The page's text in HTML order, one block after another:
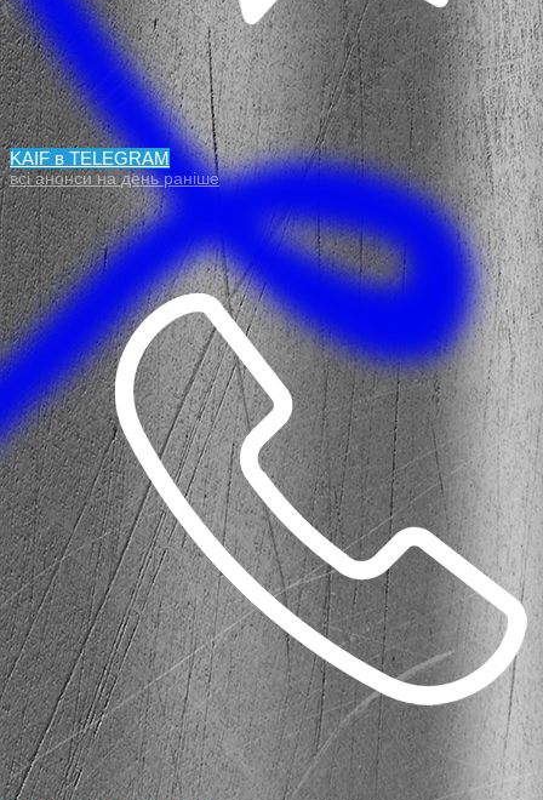
KAIF в TELEGRAM
всі анонси на день раніше